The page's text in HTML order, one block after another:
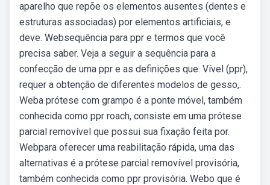
aparelho que repõe os elementos ausentes (dentes e
estruturas associadas) por elementos artificiais, e
deve. Websequência para ppr e termos que você
precisa saber. Veja a seguir a sequência para a
confecção de uma ppr e as definições que. Vível (ppr),
requer a obtenção de diferentes modelos de gesso,.
Weba prótese com grampo é a ponte móvel, também
conhecida como ppr roach, consiste em uma prótese
parcial removível que possui sua fixação feita por.
Webpara oferecer uma reabilitação rápida, uma das
alternativas é a prótese parcial removível provisória,
também conhecida como ppr provisória. Webo que é